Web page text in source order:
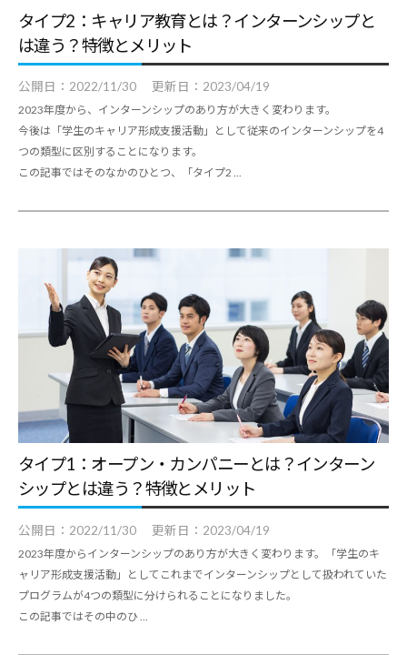
タイプ2：キャリア教育とは？インターンシップと
は違う？特徴とメリット
公開日： 2022/11/30 更新日： 2023/04/19
2023年度から、インターンシップのあり方が大きく変わります。
今後は「学生のキャリア形成支援活動」として従来のインターンシップを4
つの類型に区別することになります。
この記事ではそのなかのひとつ、「タイプ2 ...
タイプ1：オープン・カンパニーとは？インターン
シップとは違う？特徴とメリット
公開日： 2022/11/30 更新日： 2023/04/19
2023年度からインターンシップのあり方が大きく変わります。「学生のキ
ャリア形成支援活動」としてこれまでインターンシップとして扱われていた
プログラムが4つの類型に分けられることになりました。
この記事ではその中のひ ...